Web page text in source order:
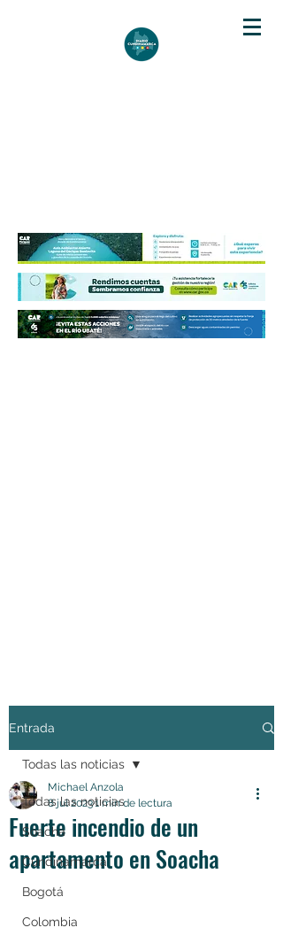
Entrada
Todas las noticias
Soacha
Cundinamarca
Bogotá
Colombia
Todas las noticias
Fuerte incendio de un
apartamento en Soacha
Michael Anzola
8 jul 20231 min de lectura